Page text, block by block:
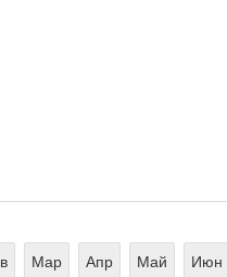
Мар Апр Май Июн